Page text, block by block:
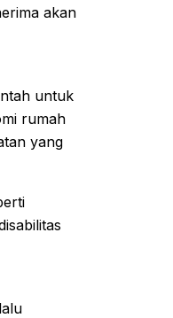
akan
untuk
rumah
yang